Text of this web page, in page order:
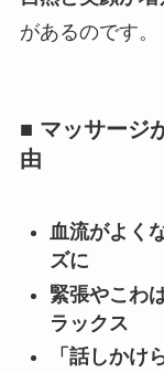
があるのです。
■ マッサージ
由
血流がよく
ズに
緊張やこわ
ラックス
「話しかけ